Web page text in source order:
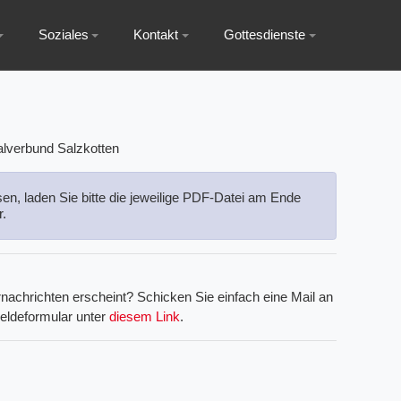
Soziales Kontakt Gottesdienste
laden Sie bitte die jeweilige PDF-Datei am Ende
erscheint? Schicken Sie einfach eine Mail an
unter diesem Link.